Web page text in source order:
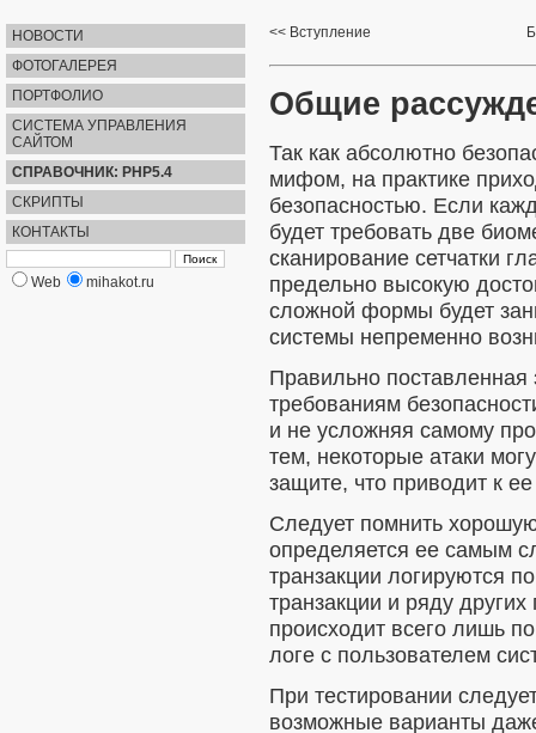
НОВОСТИ
ФОТОГАЛЕРЕЯ
ПОРТФОЛИО
СИСТЕМА УПРАВЛЕНИЯ
САЙТОМ
СПРАВОЧНИК: PHP5.4
СКРИПТЫ
КОНТАКТЫ
Web mihakot.ru
Вступление
Общие
Так как абсолютно
мифом, на практике
безопасностью. Если
будет требовать две
сканирование сетчатки
предельно высокую
сложной формы будет
системы непременно
Правильно
требованиям
и не усложняя самому
тем, некоторые атаки
защите, что приводит к
Следует помнить
определяется ее самым
транзакции логируются
транзакции и ряду
происходит всего лишь
логе с пользователем
При тестировании
возможные варианты